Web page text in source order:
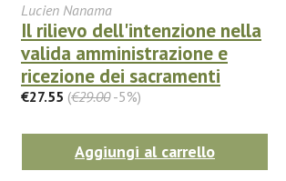
Lucien Nanama
Il rilievo dell'intenzione nella
valida amministrazione e
ricezione dei sacramenti
€27.55 (€29.00-5%)
Aggiungi al carrello